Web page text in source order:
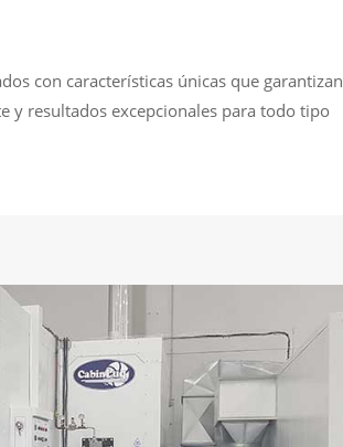
con características únicas que garantizan
y resultados excepcionales para todo tipo